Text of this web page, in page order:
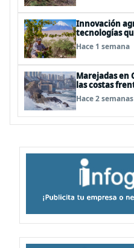
Innovación
tecnologías
desierto de
Hace 1 semana
Marejadas en
las costas
más desafiante
Hace 2 semanas